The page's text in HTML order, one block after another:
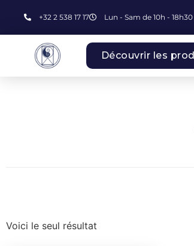
+32 2 538 17 17 Lun - Sam de 10h -
Découvrir les
Voici le seul résultat